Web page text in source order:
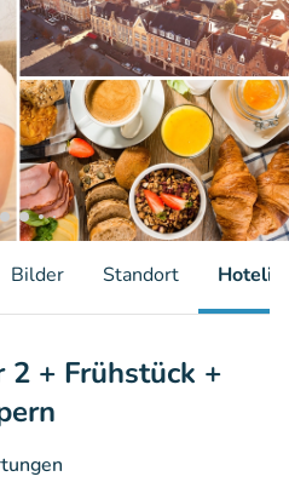
Bilder Standort
+ Frühstück +